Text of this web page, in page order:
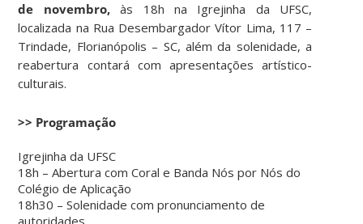
de novembro,às 18h na Igrejinha da UFSC,
localizada na Rua Desembargador Vítor Lima, 117 –
Trindade, Florianópolis – SC, além da solenidade, a
reabertura contará com apresentações artístico-
culturais.
>> Programação
Igrejinha da UFSC
18h – Abertura com Coral e Banda Nós por Nós do
Colégio de Aplicação
18h30 – Solenidade com pronunciamento de